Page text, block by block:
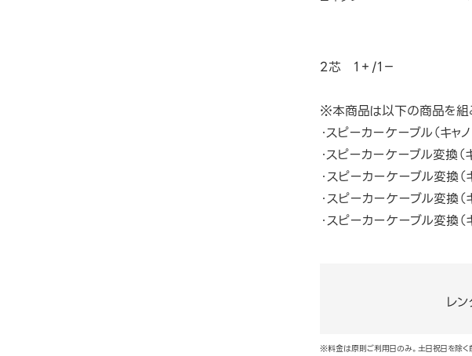
2芯 1＋/1－
※本商品は以下の商品を組
・スピーカーケーブル（キャ
・スピーカーケーブル変換（
・スピーカーケーブル変換（
・スピーカーケーブル変換
・スピーカーケーブル変換（
レ
※料金は原則ご利用日のみ。土日祝日を除